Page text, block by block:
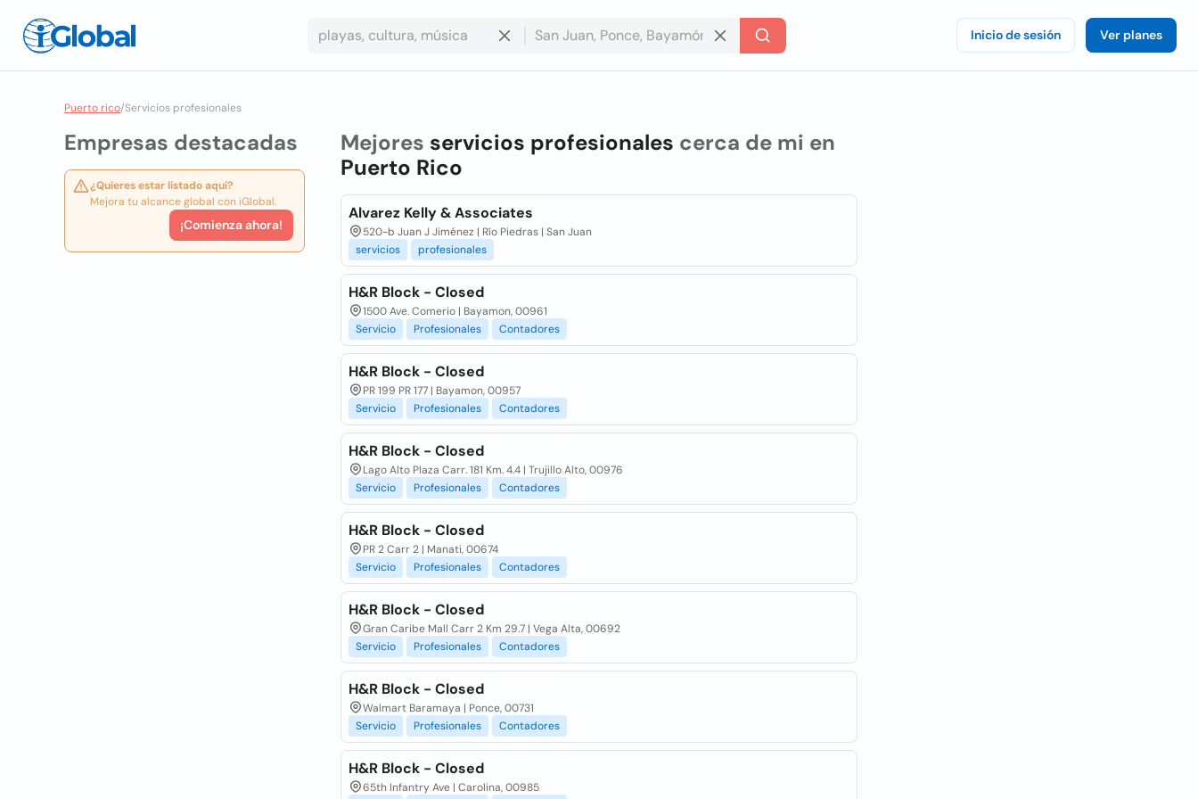
Inicio de sesión Ver planes
Puerto rico/Servicios profesionales
Empresas destacadas
¿Quieres estar listado aquí?
Mejora tu alcance global con iGlobal.
¡Comienza ahora!
Mejores servicios profesionales cerca de mi en
Puerto Rico
Alvarez Kelly & Associates
520-b Juan J Jiménez | Río Piedras | San Juan
servicios
profesionales
H&R Block - Closed
1500 Ave. Comerio | Bayamon, 00961
Servicio
Profesionales Contadores
H&R Block - Closed
PR 199 PR 177 | Bayamon, 00957
Servicio
Profesionales Contadores
H&R Block - Closed
Lago Alto Plaza Carr. 181 Km. 4.4 | Trujillo Alto, 00976
Servicio
Profesionales Contadores
H&R Block - Closed
PR 2 Carr 2 | Manati, 00674
Servicio
Profesionales Contadores
H&R Block - Closed
Gran Caribe Mall Carr 2 Km 29.7 | Vega Alta, 00692
Servicio
Profesionales Contadores
H&R Block - Closed
Walmart Baramaya | Ponce, 00731
Servicio
Profesionales Contadores
H&R Block - Closed
65th Infantry Ave | Carolina, 00985